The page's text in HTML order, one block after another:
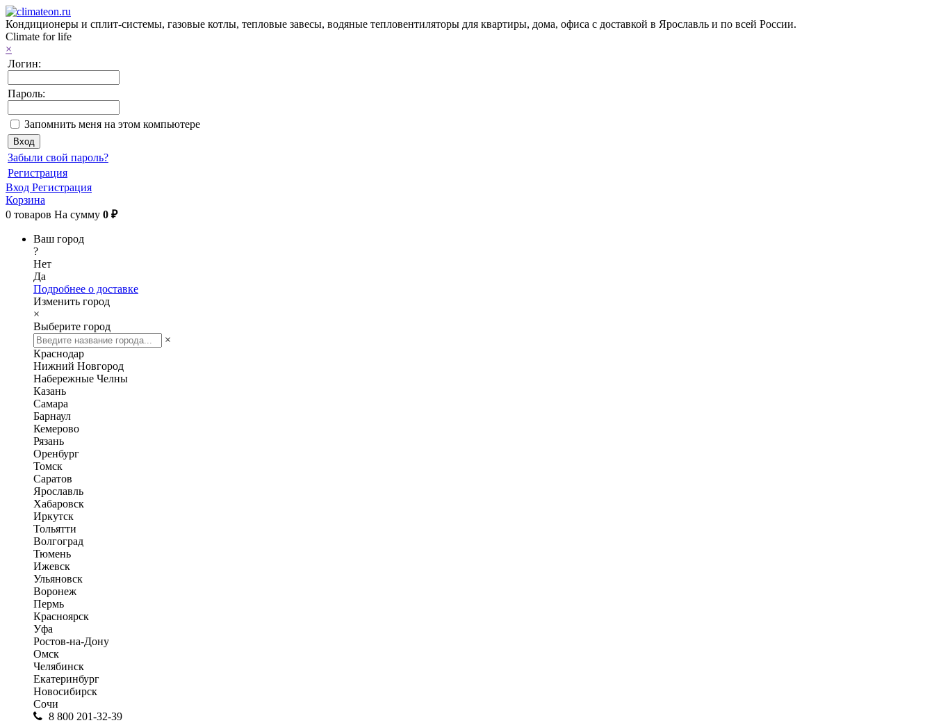
Кондиционеры и сплит-системы, газовые котлы, тепловые завесы, водяные тепловентиляторы для квартиры, дома, офиса с доставкой в Ярославль и по всей России.
Climate for life
×
Логин:
Пароль:
Запомнить меня на этом компьютере
Забыли свой пароль?
Регистрация
Вход Регистрация
Корзина
0 товаров На сумму 0 ₽
Ваш город
?
Нет
Да
Подробнее о доставке
Изменить город
×
Выберите город
×
Краснодар
Нижний Новгород
Набережные Челны
Казань
Самара
Барнаул
Кемерово
Рязань
Оренбург
Томск
Саратов
Ярославль
Хабаровск
Иркутск
Тольятти
Волгоград
Тюмень
Ижевск
Ульяновск
Воронеж
Пермь
Красноярск
Уфа
Ростов-на-Дону
Омск
Челябинск
Екатеринбург
Новосибирск
Сочи
8 800 201-32-39